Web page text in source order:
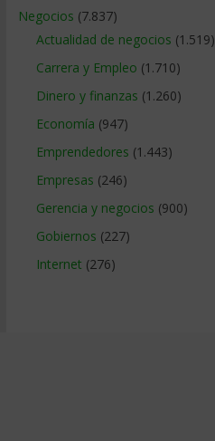
Negocios (7.837)
Actualidad de negocios (1.519)
Carrera y Empleo (1.710)
Dinero y finanzas (1.260)
Economía (947)
Emprendedores (1.443)
Empresas (246)
Gerencia y negocios (900)
Gobiernos (227)
Internet (276)